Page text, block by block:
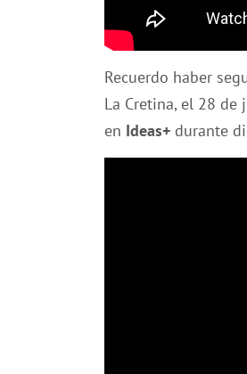
Recuerdo haber
La Cretina, el 28
en Ideas+ durante